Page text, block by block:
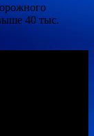
40 тыс.